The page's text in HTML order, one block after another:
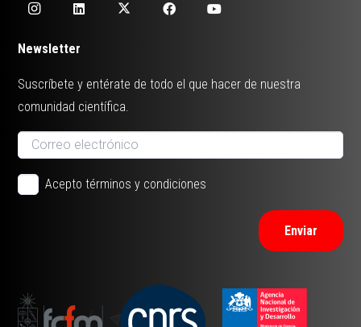
Newsletter
Suscríbete y entérate de todo el que hacer de nuestra
comunidad científica.
Acepto términos y condiciones
Enviar